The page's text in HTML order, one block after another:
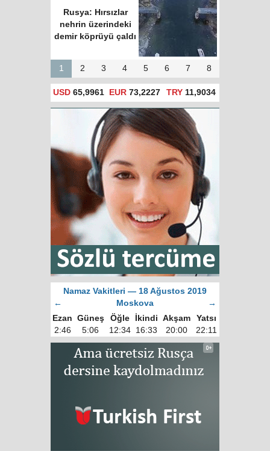
Rusya: Hırsızlar
nehrin üzerindeki
demir köprüyü çaldı
1 2 3 4 5 6 7 8
USD 65,9961 EUR 73,2227 TRY 11,9034
Namaz Vakitleri — 18 Ağustos 2019
←
Moskova
→
Ezan Güneş Öğle İkindi Akşam
Yatsı
2:46
5:06 12:34 16:33 20:00 22:11